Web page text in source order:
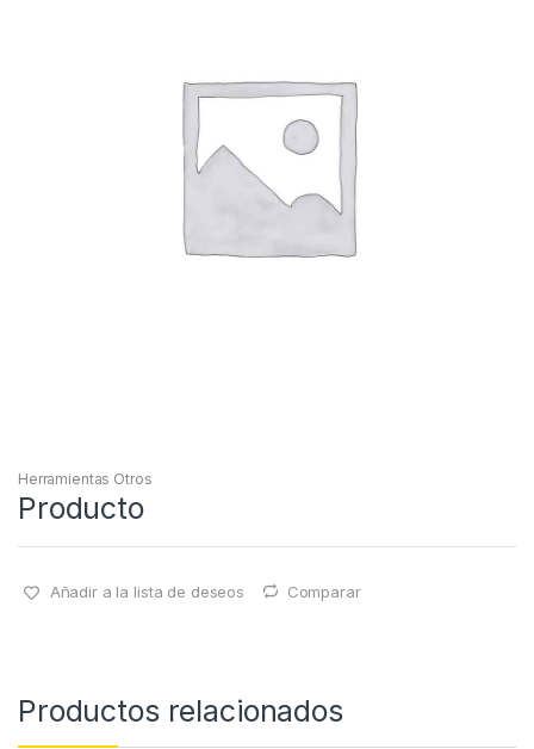
Herramientas Otros
Producto
Añadir a la lista de deseos Comparar
Productos relacionados